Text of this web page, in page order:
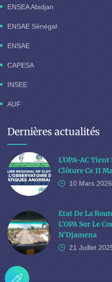
ENSEA Abidjan
ENSAE Sénégal
ENSAE
CAPESA
INSEE
AUF
Dernières actualités
L'OPA-AC
Clôture Ce 11
10 Mars 2026
Etat De La
L’OPA Sur Le
N’Djamena
21 Juillet